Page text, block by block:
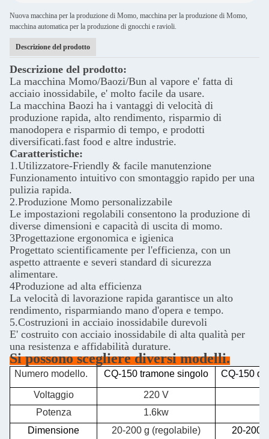
Nuova macchina per la produzione di Momo, macchina per la produzione di Momo,
macchina automatica per la produzione di gnocchi e ravioli.
Descrizione del prodotto
Descrizione del prodotto:
La macchina Momo/Baozi/Bun al vapore e' fatta di
acciaio inossidabile, e' molto facile da usare.
La macchina Baozi ha i vantaggi di velocità di
produzione rapida, alto rendimento, risparmio di
manodopera e risparmio di tempo, e prodotti
diversificati.fast food e altre industrie.
Caratteristiche:
1.Utilizzatore-Friendly & facile manutenzione
Funzionamento intuitivo con smontaggio rapido per una
pulizia rapida.
2.Produzione Momo personalizzabile
Le impostazioni regolabili consentono la produzione di
diverse dimensioni e capacità di uscita di momo.
3Progettazione ergonomica e igienica
Progettato scientificamente per l'efficienza, con un
aspetto attraente e severi standard di sicurezza
alimentare.
4Produzione ad alta efficienza
La velocità di lavorazione rapida garantisce un alto
rendimento, risparmiando mano d'opera e tempo.
5.Costruzioni in acciaio inossidabile durevoli
E' costruito con acciaio inossidabile di alta qualità per
una resistenza e affidabilità durature.
Si possono scegliere diversi modelli.
Numero modello. CQ-150 tramone singolo CQ-150
Voltaggio 220 V
Potenza
1.6kw
Dimensione
20-200 g (regolabile) 20-200